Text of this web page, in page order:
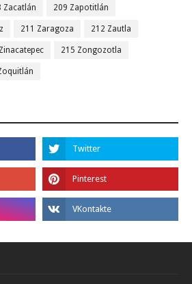
Zacatlán 209 Zapotitlán
211 Zaragoza 212 Zautla
215 Zongozotla